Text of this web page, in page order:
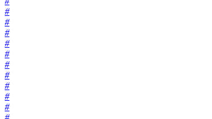
#
#
#
#
#
#
#
#
#
#